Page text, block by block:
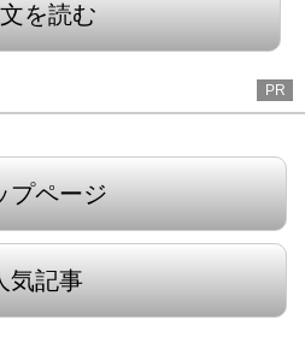
を読む
PR
プページ
気記事